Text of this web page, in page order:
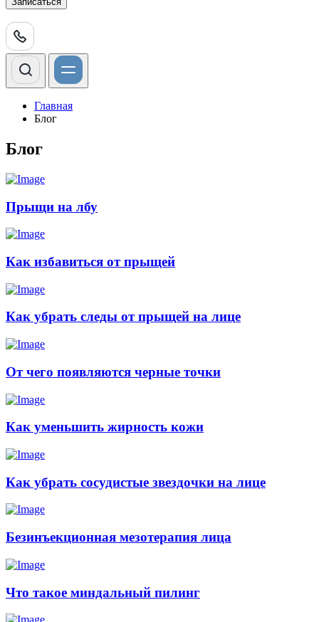
Главная
Блог
Блог
Прыщи на лбу
Как избавиться от прыщей
Как убрать следы от прыщей на лице
От чего появляются черные точки
Как уменьшить жирность кожи
Как убрать сосудистые звездочки на лице
Безинъекционная мезотерапия лица
Что такое миндальный пилинг